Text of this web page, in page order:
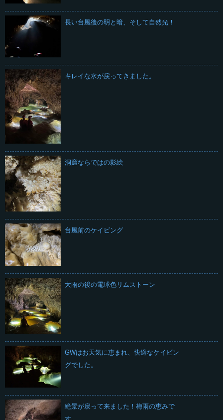
長い台風後の明と暗、そして自然光！
キレイな水が戻ってきました。
洞窟ならではの影絵
台風前のケイビング
大雨の後の電球色リムストーン
GWはお天気に恵まれ、快適なケイビン
グでした。
絶景が戻って来ました！梅雨の恵みで